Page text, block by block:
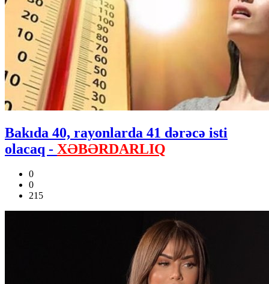
Bakıda 40, rayonlarda 41 dərəcə isti
olacaq - XƏBƏRDARLIQ
0
0
215